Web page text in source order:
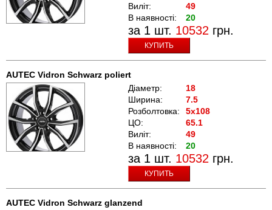
Виліт:
49
В наявності:
20
за 1 шт. 10532 грн.
КУПИТЬ
AUTEC Vidron Schwarz poliert
Діаметр:
18
Ширина:
7.5
Розболтовка:
5x108
ЦО:
65.1
Виліт:
49
В наявності:
20
за 1 шт. 10532 грн.
КУПИТЬ
AUTEC Vidron Schwarz glanzend